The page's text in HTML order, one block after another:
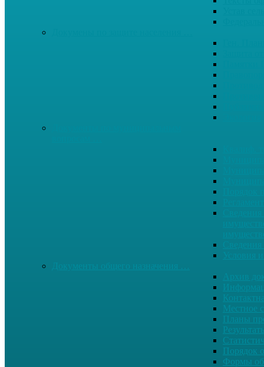
Архив
Местное
Планы
Порядок
Формы